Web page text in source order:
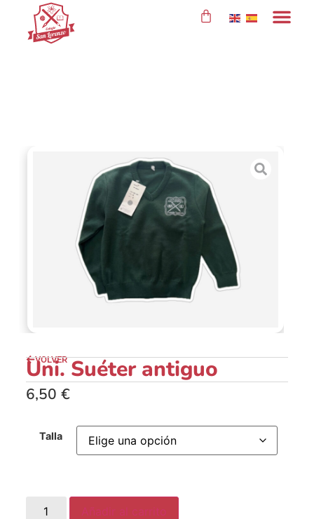
VOLVER
Uni. Suéter antiguo
6,50 €
Talla
Añadir al carrito